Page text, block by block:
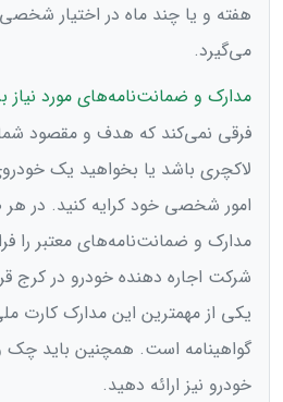
هفته و یا چند ماه در اختیار شخصی
می‌گیرد.
مدارک و ضمانت‌نامه‌های مورد نیاز
فرقی نمی‌کند که هدف و مقصود
لاکچری باشد یا بخواهید یک
امور شخصی خود کرایه کنید. در هر
مدارک و ضمانت‌نامه‌های معتبر را
شرکت اجاره دهنده خودرو در کرج
یکی از مهمترین این مدارک کارت
گواهینامه است. همچنین باید چک
خودرو نیز ارائه دهید.